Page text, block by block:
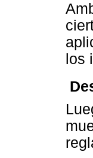
los